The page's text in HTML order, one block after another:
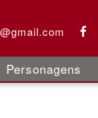
Personagens